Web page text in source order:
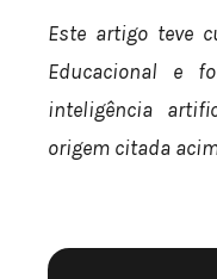
Este artigo teve
Educacional e
inteligência
origem citada